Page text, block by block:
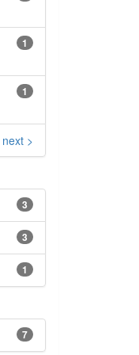
1
1
next >
3
3
1
7